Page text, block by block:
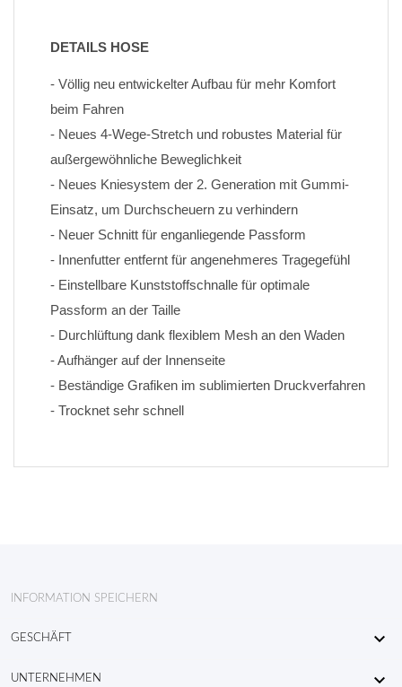
DETAILS HOSE
- Völlig neu entwickelter Aufbau für mehr Komfort
beim Fahren
- Neues 4-Wege-Stretch und robustes Material für
außergewöhnliche Beweglichkeit
- Neues Kniesystem der 2. Generation mit Gummi-
Einsatz, um Durchscheuern zu verhindern
- Neuer Schnitt für enganliegende Passform
- Innenfutter entfernt für angenehmeres Tragegefühl
- Einstellbare Kunststoffschnalle für optimale
Passform an der Taille
- Durchlüftung dank flexiblem Mesh an den Waden
- Aufhänger auf der Innenseite
- Trocknet sehr schnell
INFORMATION SPEICHERN
GESCHÄFT 
UNTERNEHMEN 